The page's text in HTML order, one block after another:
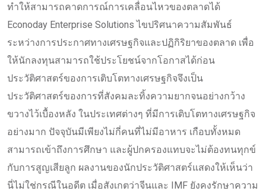
ทำให้สามารถคาดการณ์การเคลื่อนไหวของตลาดได้
Econoday Enterprise Solutions ไขปริศนาความสัมพันธ์
ระหว่างการประกาศทางเศรษฐกิจและปฏิกิริยาของตลาด เพื่อ
ให้นักลงทุนสามารถใช้ประโยชน์จากโอกาสได้ก่อน
ประวัติศาสตร์ของการเติบโตทางเศรษฐกิจจึงเป็น
ประวัติศาสตร์ของการที่สังคมละทิ้งความยากจนอย่างกว้าง
ขวางไว้เบื้องหลัง ในประเทศต่างๆ ที่มีการเติบโตทางเศรษฐกิจ
อย่างมาก ปัจจุบันมีเพียงไม่กี่คนที่ไม่มีอาหาร เกือบทั้งหมด
สามารถเข้าถึงการศึกษา และผู้ปกครองแทบจะไม่ต้องทนทุกข์
กับการสูญเสียลูก ผลงานของนักประวัติศาสตร์แสดงให้เห็นว่า
นี่ไม่ใช่กรณีในอดีต เมื่อสังเกตว่าจีนและ IMF ยังคงรักษาความ